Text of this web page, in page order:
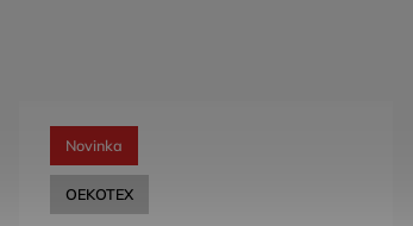
Novinka
OEKOTEX